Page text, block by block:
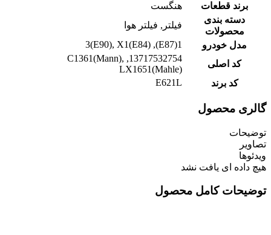
برند قطعات
هنگست
دسته بندی
محصولات
فیلتر, فیلتر هوا
مدل خودرو
1(E87), 3(E90), X1(E84)
کد اصلی
13717532754, C1361(Mann),
LX1651(Mahle)
کد برند
E621L
گالری محصول
توضیحات
تصاویر
ویدئوها
هیچ داده ای یافت نشد
توضیحات کامل محصول